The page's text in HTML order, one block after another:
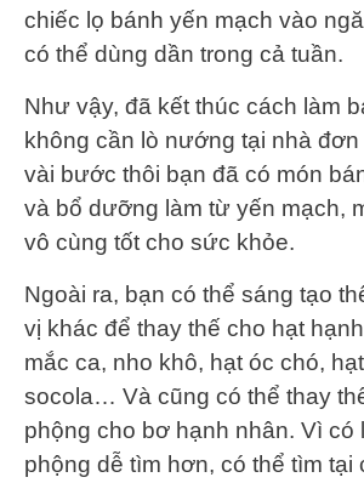
chiếc lọ bánh yến mạch vào
có thể dùng dần trong cả tuần.
Như vậy, đã kết thúc cách làm
không cần lò nướng tại nhà đơn
vài bước thôi bạn đã có món
và bổ dưỡng làm từ yến mạch,
vô cùng tốt cho sức khỏe.
Ngoài ra, bạn có thể sáng tạo
vị khác để thay thế cho hạt
mắc ca, nho khô, hạt óc chó,
socola… Và cũng có thể thay
phộng cho bơ hạnh nhân. Vì có
phộng dễ tìm hơn, có thể tìm tại